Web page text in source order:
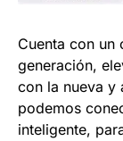
Cuenta con un
generación,
con la nueva y
podemos
inteligente,